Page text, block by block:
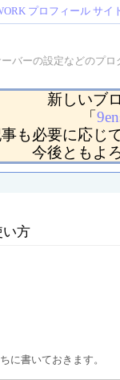
プロフィール サイ
ーバーの設定などのプ
新しいブ
「
も必要に応じ
今後ともよ
い方
に書いておきます。